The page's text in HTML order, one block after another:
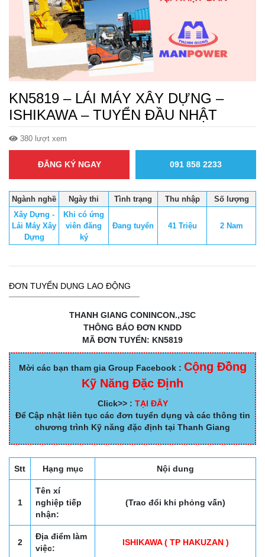
KN5819 – LÁI MÁY XÂY DỰNG –
ISHIKAWA – TUYỂN ĐẦU NHẬT
380 lượt xem
ĐĂNG KÝ NGAY 091 858 2233
Ngành nghề Ngày thi Tình trạng Thu nhập
Số lượng
Xây Dựng -
Lái Máy Xây
Dựng
Khi có ứng
viên đăng
ký
Đang tuyển 41 Triệu 2 Nam
ĐƠN TUYỂN DỤNG LAO ĐỘNG
THANH GIANG CONINCON.,JSC
THÔNG BÁO ĐƠN KNDD
MÃ ĐƠN TUYỂN: KN5819
Mời các bạn tham gia Group Facebook : Cộng Đồng
Kỹ Năng Đặc Định
Click>> : TẠI ĐÂY
Để Cập nhật liên tục các đơn tuyển dụng và các thông tin
chương trình Kỹ năng đặc định tại Thanh Giang
Stt Hạng mục Nội dung
1
Tên xí
nghiệp tiếp
nhận:
(Trao đổi khi phỏng vấn)
2
Địa điểm làm
việc:
ISHIKAWA ( TP HAKUZAN )